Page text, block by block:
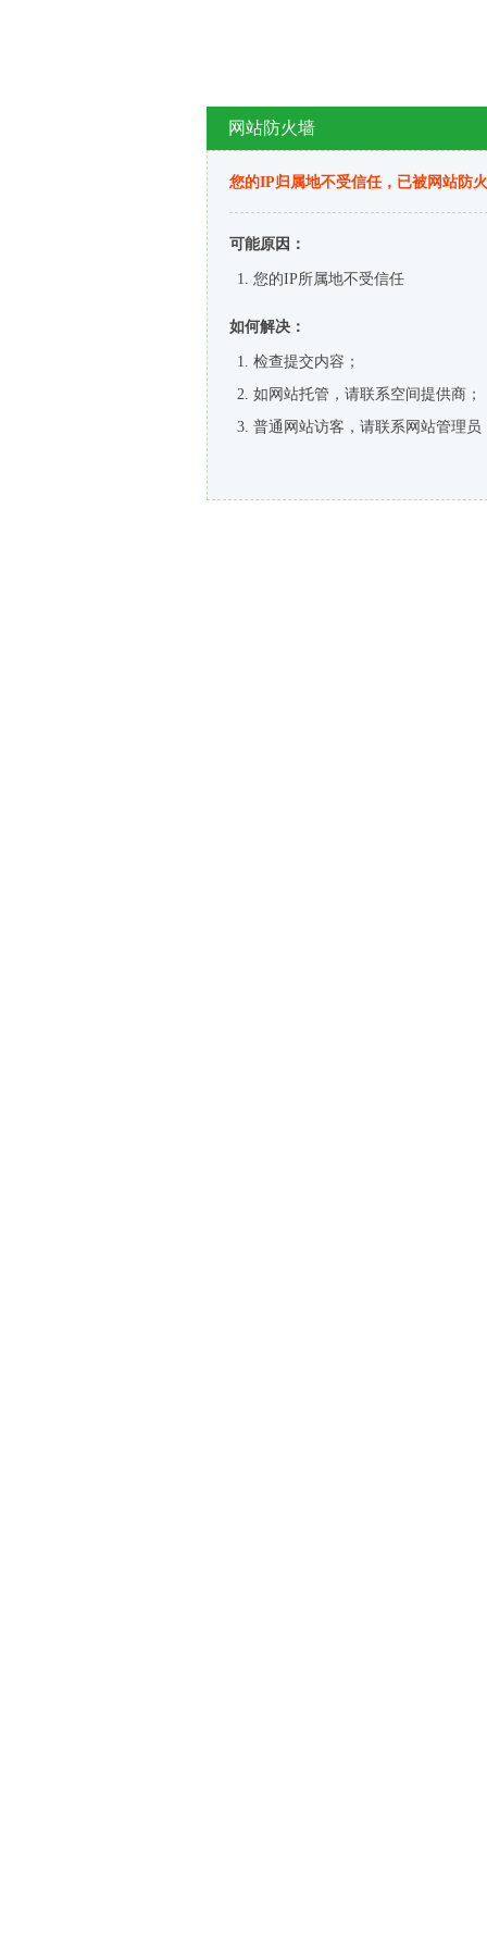
网站防火墙
您的IP归属地不受信任，已被网站防
可能原因：
您的IP所属地不受信任
如何解决：
检查提交内容；
如网站托管，请联系空间提供商；
普通网站访客，请联系网站管理员